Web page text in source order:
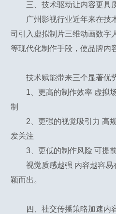
三、技术驱动让内容更具
广州影视行业近年来在技
司引入虚拟制片三维动画数字
等现代化制作手段，使品牌内
技术赋能带来三个显著优
1、更高的制作效率 虚拟
制
2、更强的视觉吸引力 高
发关注
3、更低的制作风险 可提
视觉质感越强 内容越容
颖而出。
四、社交传播策略加速内